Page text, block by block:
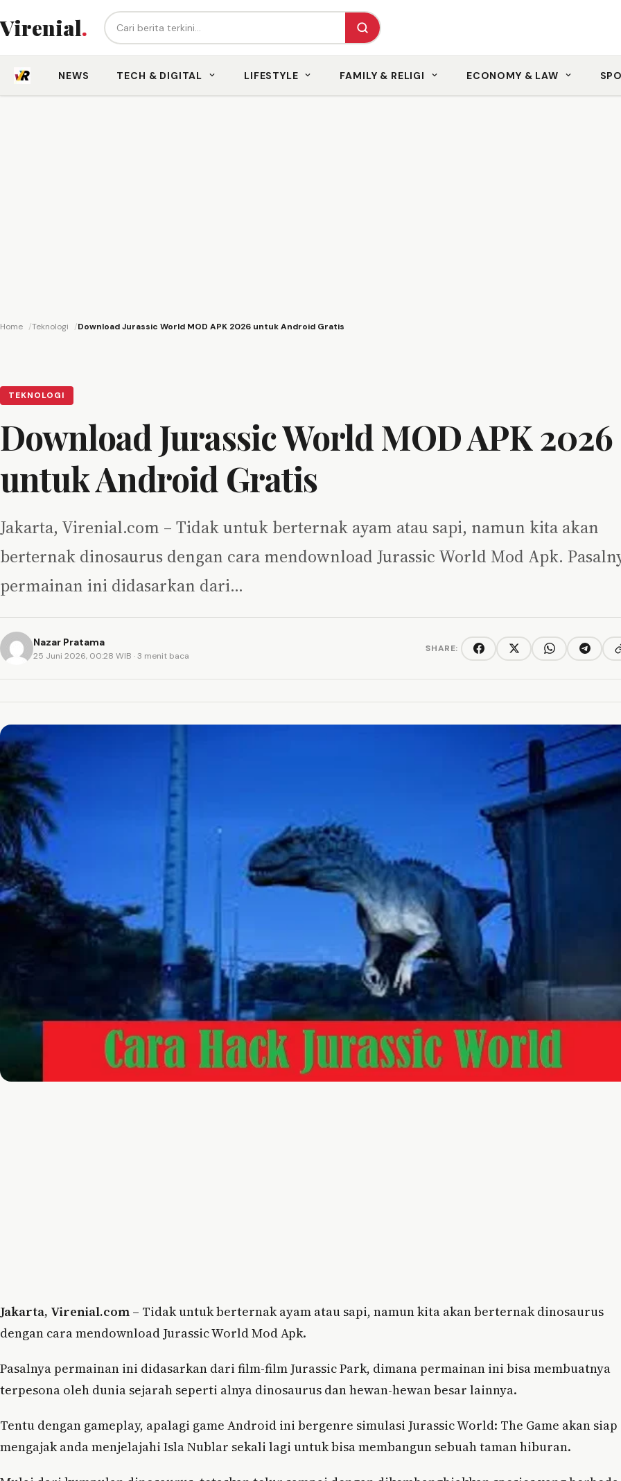
Virenial. Cari berita...
NEWS TECH & DIGITAL LIFESTYLE FAMILY & RELIGI ECONOMY & LAW
Home Teknologi Download Jurassic World MOD APK 2026 untuk Android Gratis
TEKNOLOGI
Download Jurassic World MOD APK 2026
untuk Android Gratis
Jakarta, Virenial.com – Tidak untuk berternak ayam atau sapi, namun kita akan
berternak dinosaurus dengan cara mendownload Jurassic World Mod Apk.
permainan ini didasarkan dari…
Nazar Pratama
25 Juni 2026, 00:28 WIB · 3 menit baca
SHARE: FacebookTwitter/XWhatsAppTelegram
Jakarta, Virenial.com – Tidak untuk berternak ayam atau sapi, namun kita akan berternak dinosaurus
dengan cara mendownload Jurassic World Mod Apk.
Pasalnya permainan ini didasarkan dari film-film Jurassic Park, dimana permainan ini bisa membuatnya
terpesona oleh dunia sejarah seperti alnya dinosaurus dan hewan-hewan besar lainnya.
Tentu dengan gameplay, apalagi game Android ini bergenre simulasi Jurassic World: The Game akan siap
mengajak anda menjelajahi Isla Nublar sekali lagi untuk bisa membangun sebuah taman hiburan.